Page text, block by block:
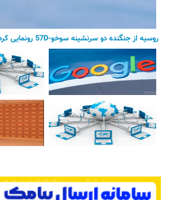
روسیه از جنگنده دو سرنشینه سوخو-57D رونمایی کرد